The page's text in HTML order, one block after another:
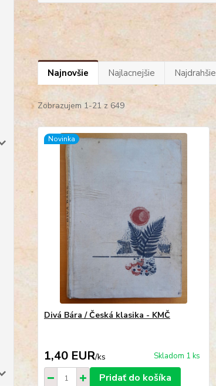
Najnovšie Najlacnejšie Najdrahšie
Zobrazujem 1-21 z 649
Novinka
Divá Bára / Česká klasika - KMČ
1,40 EUR/ks Skladom 1 ks
Pridať do košíka